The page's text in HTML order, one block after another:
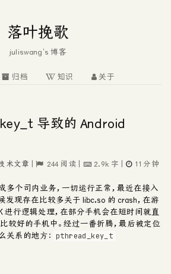
落叶挽歌
juliswang's 博客
归档 知识 关于
导致的 Android
术文章 | 244 阅读 2.9k 字 11 分钟
多个司内业务，一切运行正常，最近在接入
发现存在比较多关于 libc.so 的 crash，在游
进行逻辑处理，在部分手机会在短时间就直
较好的手机中。经过一番折腾，最后被定位
关系的地方： pthread_key_t